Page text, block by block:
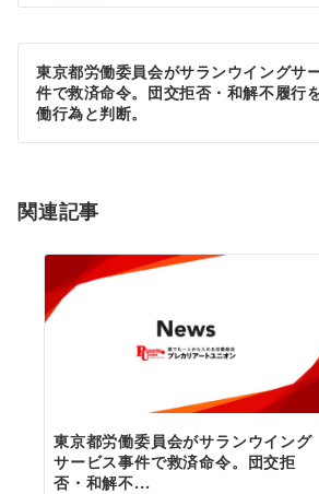
ビ
ゲ
ー
シ
ン
東京都労働委員会がサランウイングサ
件で救済命令。団交拒否・和解不履行
働行為と判断。
関連記事
東京都労働委員会がサランウイング
サービス事件で救済命令。団交拒
否・和解不...